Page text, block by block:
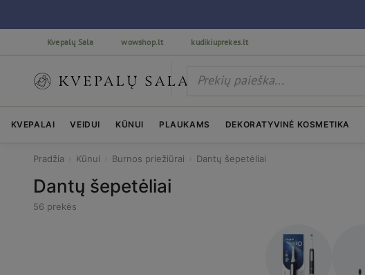
Kvepalų Sala wowshop.lt kudikiuprekes.lt
KVEPALAI VEIDUI KŪNUI PLAUKAMS DEKORATYVINĖ KOSMETIKA
Pradžia Kūnui Burnos priežiūrai Dantų šepetėliai
Dantų šepetėliai
56 prekės